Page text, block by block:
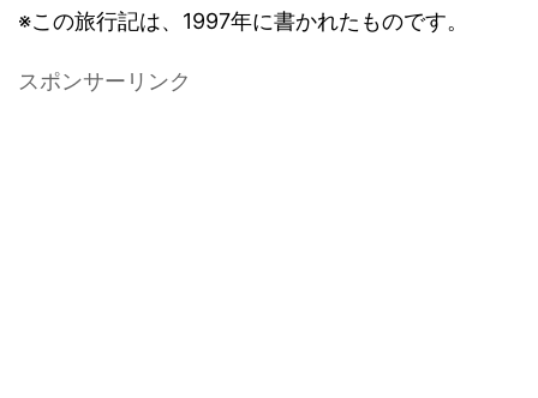
※この旅行記は、1997年に書かれたものです。
スポンサーリンク